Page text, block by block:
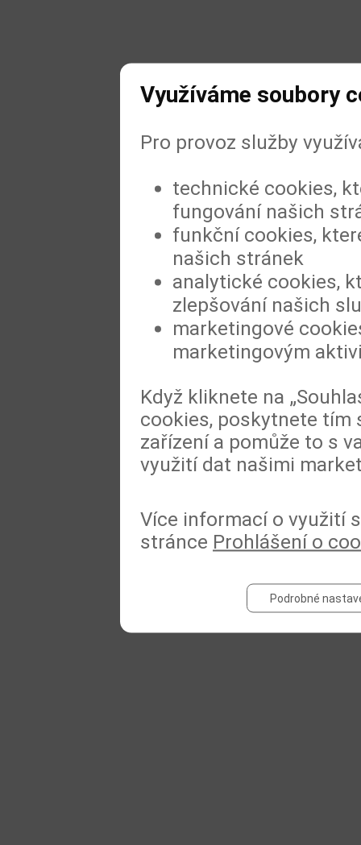
Využíváme soubory
Pro provoz služby
technické cookies,
fungování našich
funkční cookies,
našich stránek
analytické cookies,
zlepšování našich
marketingové
marketingovým
Když kliknete na
cookies, poskytnete tím
zařízení a pomůže to s
využití dat našimi
Více informací o využití
stránce Prohlášení o
Podrobné